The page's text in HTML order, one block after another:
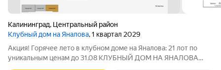
Калининград, Центральный район
Клубный дом на Яналова, 1 квартал 2029
Акция! Горячее лето в клубном доме на Яналова: 21 лот по
уникальным ценам до 31.08 КЛУБНЫЙ ДОМ НА ЯНАЛОВА